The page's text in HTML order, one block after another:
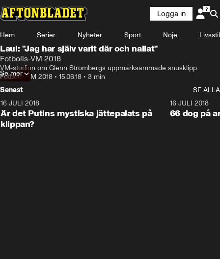
Logga in
Hem Serier Nyheter Sport Nöje Livsstil
Laul: "Jag har själv varit där och nallat"
Fotbolls-VM 2018
VM-studion om Glenn Strömbergs uppmärksammade snusklipp.
Fotbolls-VM 2018 • 15.06.18 • 3 min
Se mer
Senast
SE ALLA
16 JULI 2018
Är det Putins mystiska jättepalats på
klippan?
16 JULI 2018
66 dog på